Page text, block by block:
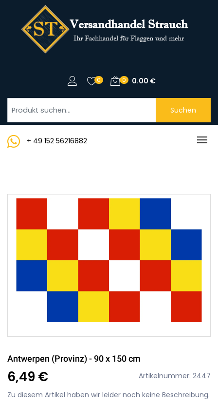
Versandhandel Strauch
Ihr Fachhandel für Flaggen und mehr
0 0 0.00 €
Suchen
+ 49 152 56216882
Antwerpen (Provinz) - 90 x 150 cm
6,49 €
Artikelnummer: 2447
Zu diesem Artikel haben wir leider noch keine Beschreibung.